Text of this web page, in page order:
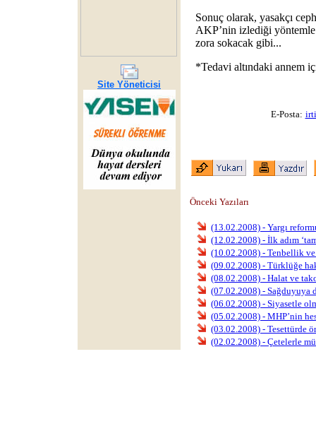
Site Yöneticisi
Sonuç olarak, yasakçı
AKP’nin izlediği yöntemle
zora sokacak gibi...
*Tedavi altındaki annem
E-Posta:
Önceki Yazıları
(13.02.2008) - Yargı
(12.02.2008) - İlk adım
(10.02.2008) - Tenbellik
(09.02.2008) - Türklüğe
(08.02.2008) - Halat ve
(07.02.2008) - Sağduyuya
(06.02.2008) - Siyasetle
(05.02.2008) - MHP’nin
(03.02.2008) - Tesettürde
(02.02.2008) - Çetelerle